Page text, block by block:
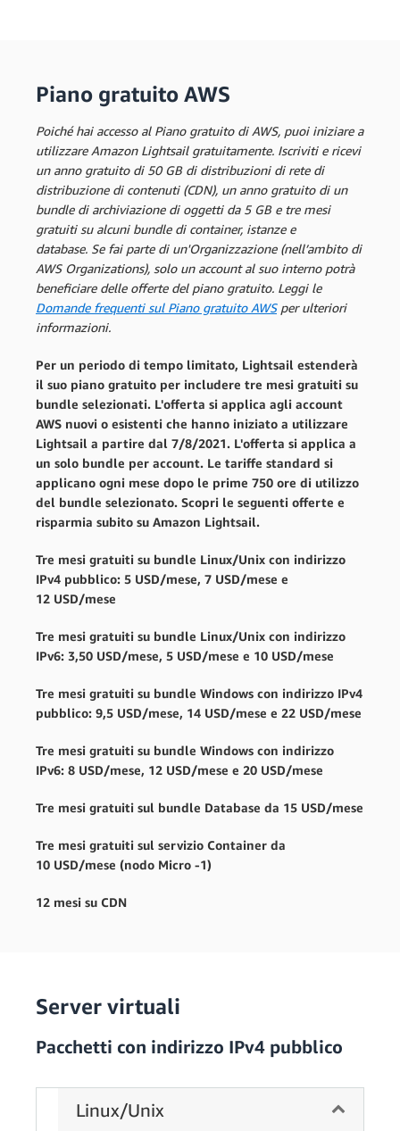
Piano gratuito AWS
Poiché hai accesso al Piano gratuito di AWS, puoi iniziare a
utilizzare Amazon Lightsail gratuitamente. Iscriviti e ricevi
un anno gratuito di 50 GB di distribuzioni di rete di
distribuzione di contenuti (CDN), un anno gratuito di un
bundle di archiviazione di oggetti da 5 GB e tre mesi
gratuiti su alcuni bundle di container, istanze e
database. Se fai parte di un'Organizzazione (nell’ambito di
AWS Organizations), solo un account al suo interno potrà
beneficiare delle offerte del piano gratuito. Leggi le
Domande frequenti sul Piano gratuito AWSper ulteriori
informazioni.
Per un periodo di tempo limitato, Lightsail estenderà
il suo piano gratuito per includere tre mesi gratuiti su
bundle selezionati. L'offerta si applica agli account
AWS nuovi o esistenti che hanno iniziato a utilizzare
Lightsail a partire dal 7/8/2021. L'offerta si applica a
un solo bundle per account. Le tariffe standard si
applicano ogni mese dopo le prime 750 ore di utilizzo
del bundle selezionato. Scopri le seguenti offerte e
risparmia subito su Amazon Lightsail.
Tre mesi gratuiti su bundle Linux/Unix con indirizzo
IPv4 pubblico: 5 USD/mese, 7 USD/mese e
12 USD/mese
Tre mesi gratuiti su bundle Linux/Unix con indirizzo
IPv6: 3,50 USD/mese, 5 USD/mese e 10 USD/mese
Tre mesi gratuiti su bundle Windows con indirizzo IPv4
pubblico: 9,5 USD/mese, 14 USD/mese e 22 USD/mese
Tre mesi gratuiti su bundle Windows con indirizzo
IPv6: 8 USD/mese, 12 USD/mese e 20 USD/mese
Tre mesi gratuiti sul bundle Database da 15 USD/mese
Tre mesi gratuiti sul servizio Container da
10 USD/mese (nodo Micro -1)
12 mesi su CDN
Server virtuali
Pacchetti con indirizzo IPv4 pubblico
Linux/Unix